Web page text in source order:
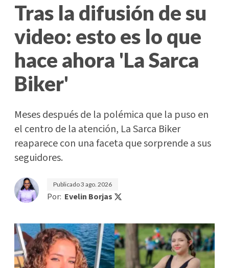
Tras la difusión de su
video: esto es lo que
hace ahora 'La Sarca
Biker'
Meses después de la polémica que la puso en
el centro de la atención, La Sarca Biker
reaparece con una faceta que sorprende a sus
seguidores.
Publicado3 ago. 2026
Por: Evelin Borjas